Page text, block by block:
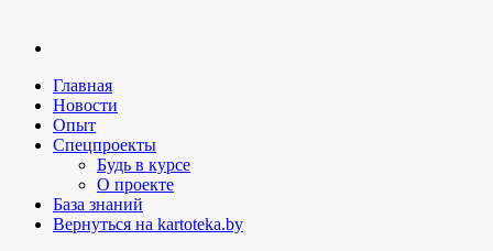
Главная
Новости
Опыт
Спецпроекты
Будь в курсе
О проекте
База знаний
Вернуться на kartoteka.by